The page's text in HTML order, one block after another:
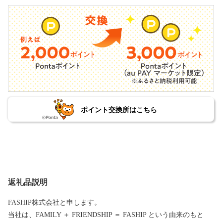
ポイント交換所はこちら
返礼品説明
FASHIP株式会社と申します。
当社は、FAMILY ＋ FRIENDSHIP ＝ FASHIP という由来のもと